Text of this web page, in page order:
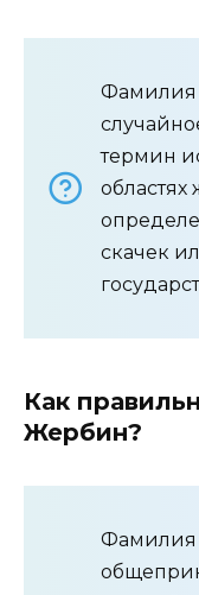
Фамилия
термин
скачек
Как
Жербин?
Фамилия